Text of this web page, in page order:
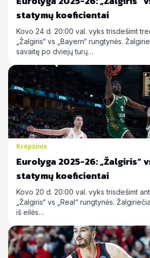
statymų koeficientai
Kovo 24 d. 20:00 val. vyks trisdešimt
„Žalgiris“ vs „Bayern“ rungtynės.
savaitę po dviejų turų…
Krepšinis
Eurolyga 2025-26: „Žalgiris“
statymų koeficientai
Kovo 20 d. 20:00 val. vyks trisdešimt
„Žalgiris“ vs „Real“ rungtynės.
iš eilės…